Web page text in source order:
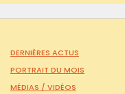
DERNIÈRES ACTUS
PORTRAIT DU MOIS
MÉDIAS / VIDÉOS